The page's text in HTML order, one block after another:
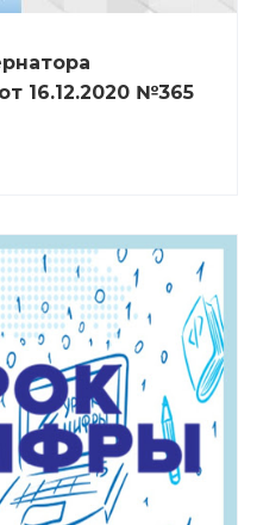
16.12.2020 №365